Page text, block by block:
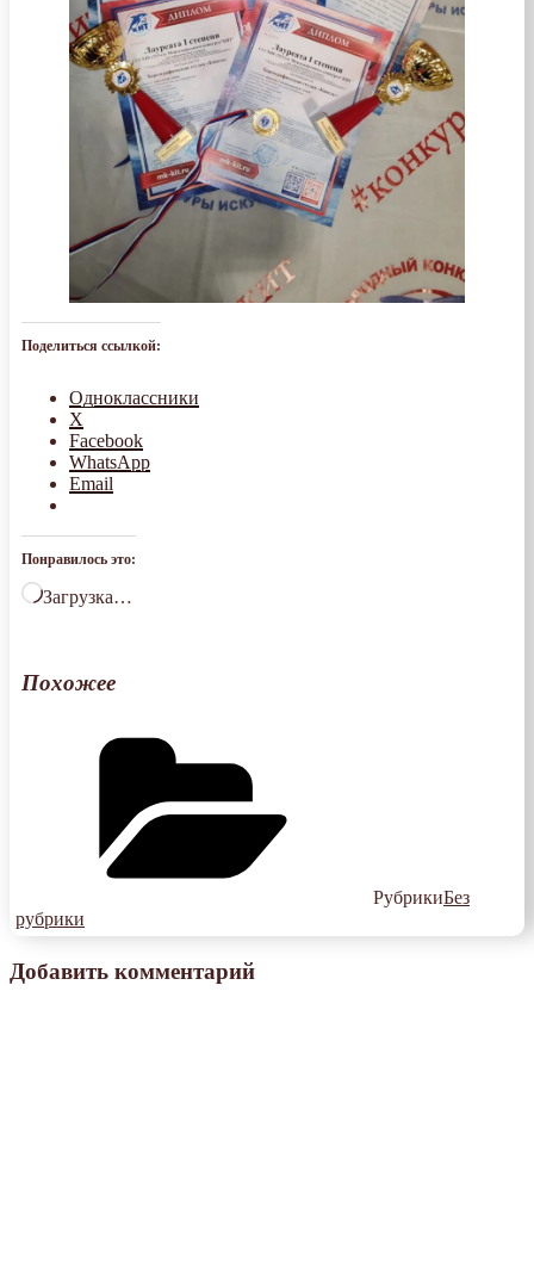
Поделиться ссылкой:
Одноклассники
X
Facebook
WhatsApp
Email
Понравилось это:
Загрузка…
Похожее
РубрикиБез
рубрики
Добавить комментарий